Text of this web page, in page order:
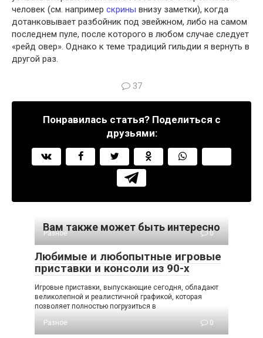
человек (см. например скрины внизу заметки), когда
дотанковывает разбойник под эвейжном, либо на самом
последнем пуле, после которого в любом случае следует
«рейд овер». Однако к теме традиций гильдии я вернуть в
другой раз.
37
Понравилась статья? Поделиться с
друзьями:
Вам также может быть интересно
Разное 0
Любимые и любопытные игровые
приставки и консоли из 90-х
Игровые приставки, выпускающие сегодня, обладают
великолепной и реалистичной графикой, которая
позволяет полностью погрузиться в
Разное
0